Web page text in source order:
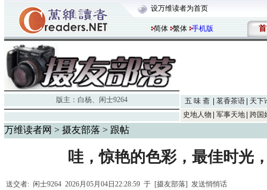
设万维读者为首页
简体 繁体 手机版 首
版主： 白杨、 闲士9264 五 味 斋 茗香茶语
天下
史地人物
军事天地 跨国
万维读者网 > 摄友部落 > 跟帖
哇，惊艳的色彩，最佳时光
送交者: 闲士9264 2026月05月04日22:28:59 于 [摄友部落] 发送悄悄话